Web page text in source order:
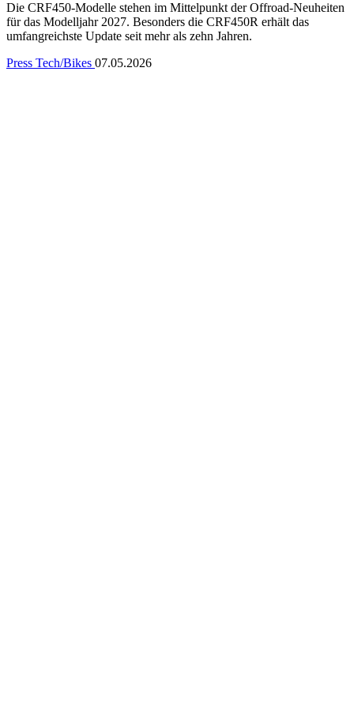
Die CRF450-Modelle stehen im Mittelpunkt der Offroad-Neuheiten
für das Modelljahr 2027. Besonders die CRF450R erhält das
umfangreichste Update seit mehr als zehn Jahren.
Press Tech/Bikes 07.05.2026